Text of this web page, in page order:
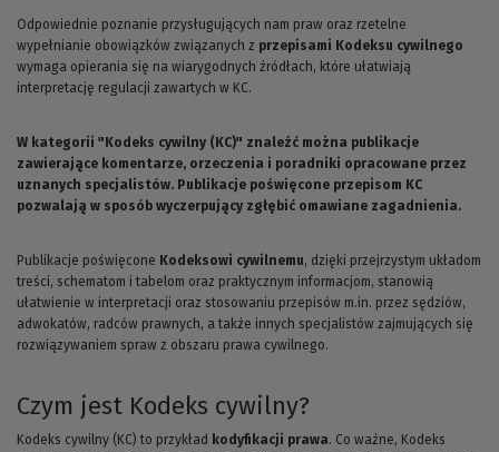
Odpowiednie poznanie przysługujących nam praw oraz rzetelne
wypełnianie obowiązków związanych z przepisami Kodeksu cywilnego
wymaga opierania się na wiarygodnych źródłach, które ułatwiają
interpretację regulacji zawartych w KC.
W kategorii "Kodeks cywilny (KC)" znaleźć można publikacje
zawierające komentarze, orzeczenia i poradniki opracowane przez
uznanych specjalistów. Publikacje poświęcone przepisom KC
pozwalają w sposób wyczerpujący zgłębić omawiane zagadnienia.
Publikacje poświęcone Kodeksowi cywilnemu, dzięki przejrzystym układom
treści, schematom i tabelom oraz praktycznym informacjom, stanowią
ułatwienie w interpretacji oraz stosowaniu przepisów m.in. przez sędziów,
adwokatów, radców prawnych, a także innych specjalistów zajmujących się
rozwiązywaniem spraw z obszaru prawa cywilnego.
Czym jest Kodeks cywilny?
Kodeks cywilny (KC) to przykład kodyfikacji prawa. Co ważne, Kodeks